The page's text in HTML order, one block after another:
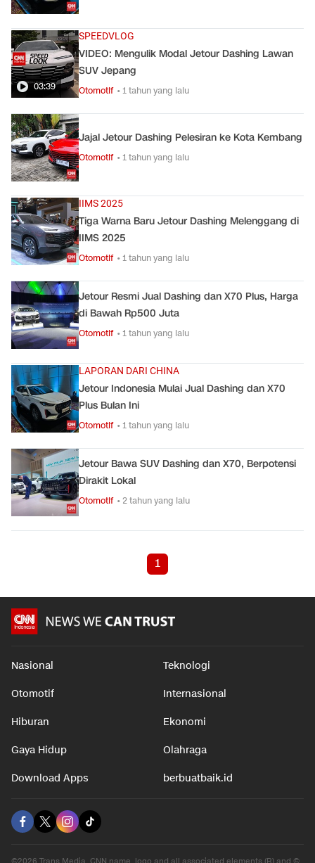
03:39
SPEEDVLOG
VIDEO: Mengulik Modal Jetour Dashing Lawan
SUV Jepang
Otomotif • 1 tahun yang lalu
Jajal Jetour Dashing Pelesiran ke Kota Kembang
Otomotif • 1 tahun yang lalu
IIMS 2025
Tiga Warna Baru Jetour Dashing Melenggang di
IIMS 2025
Otomotif • 1 tahun yang lalu
Jetour Resmi Jual Dashing dan X70 Plus, Harga
di Bawah Rp500 Juta
Otomotif • 1 tahun yang lalu
LAPORAN DARI CHINA
Jetour Indonesia Mulai Jual Dashing dan X70
Plus Bulan Ini
Otomotif • 1 tahun yang lalu
Jetour Bawa SUV Dashing dan X70, Berpotensi
Dirakit Lokal
Otomotif • 2 tahun yang lalu
1
Nasional Teknologi
Otomotif Internasional
Hiburan Ekonomi
Gaya Hidup Olahraga
Download Apps berbuatbaik.id